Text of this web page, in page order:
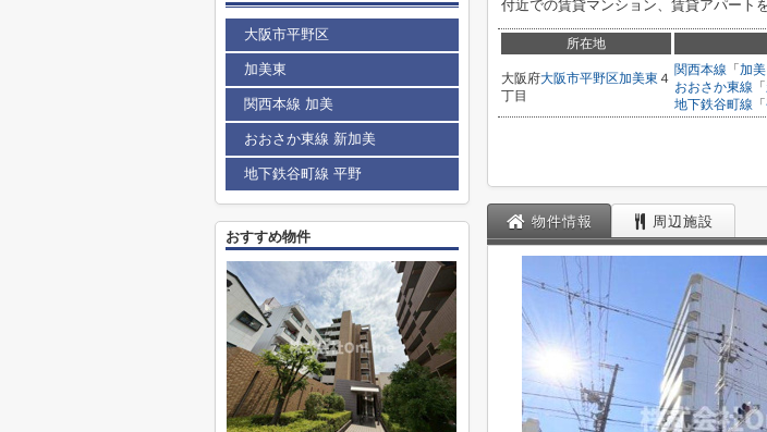
付近での賃貸マンション、賃貸アパート
所在地
大阪府大阪市平野区加美東 ４
丁目
関西本線 「 加美
おおさか東線 「
地下鉄谷町線 「
物件情報 周辺施設
大阪市平野区
加美東
関西本線 加美
おおさか東線 新加美
地下鉄谷町線 平野
おすすめ物件